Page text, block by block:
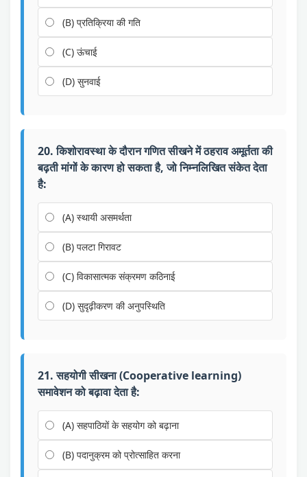
(B) प्रतिक्रिया की गति
(C) ऊंचाई
(D) सुनवाई
20. किशोरावस्था के दौरान गणित सीखने में ठहराव अमूर्तता की
बढ़ती मांगों के कारण हो सकता है, जो निम्नलिखित संकेत देता
है:
(A) स्थायी असमर्थता
(B) पलटा गिरावट
(C) विकासात्मक संक्रमण कठिनाई
(D) सुदृढ़ीकरण की अनुपस्थिति
21. सहयोगी सीखना (Cooperative learning)
समावेशन को बढ़ावा देता है:
(A) सहपाठियों के सहयोग को बढ़ाना
(B) पदानुक्रम को प्रोत्साहित करना